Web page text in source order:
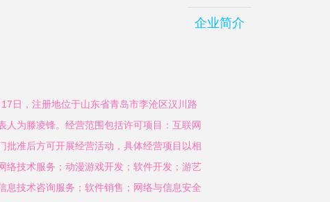
企业简介
日，注册地位于山东省青岛市李沧区汉川路
为滕凌锋。经营范围包括许可项目：互联网
批准后方可开展经营活动，具体经营项目以相
络技术服务；动漫游戏开发；软件开发；游艺
息技术咨询服务；软件销售；网络与信息安全